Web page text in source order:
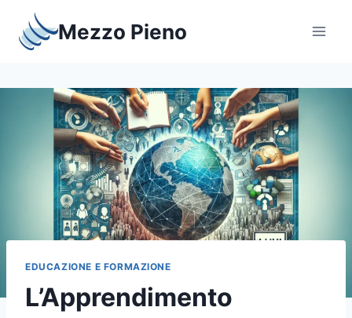
contenuto
Mezzo Pieno
EDUCAZIONE E FORMAZIONE
L’Apprendimento